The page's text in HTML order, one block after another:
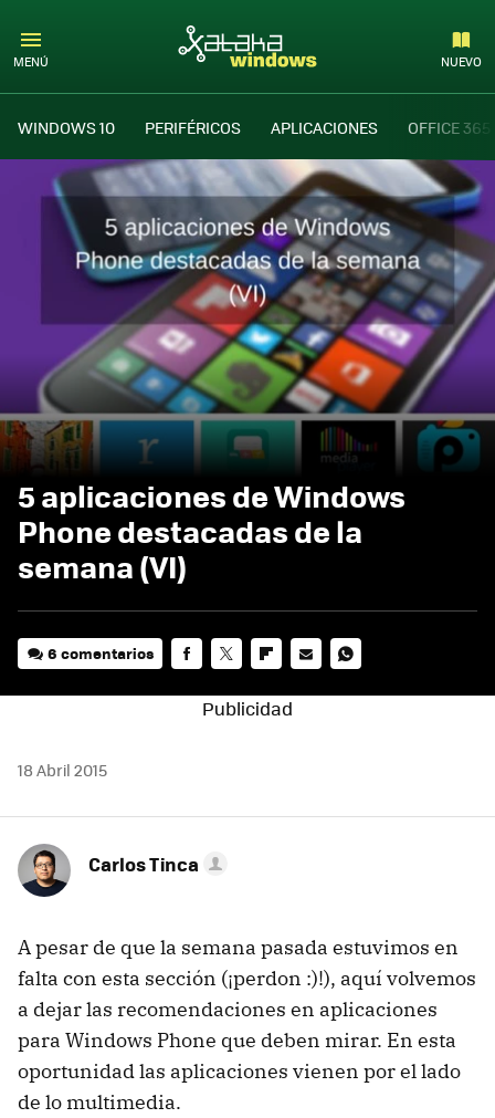
MENÚ NUEVO
WINDOWS 10 PERIFÉRICOS APLICACIONES OFFICE 365
5 aplicaciones de Windows
Phone destacadas de la
semana (VI)
6 comentarios
MAIL
18 Abril 2015
Carlos Tinca
A pesar de que la semana pasada estuvimos en
falta con esta sección (¡perdon :)!), aquí volvemos
a dejar las recomendaciones en aplicaciones
para Windows Phone que deben mirar. En esta
oportunidad las aplicaciones vienen por el lado
de lo multimedia.